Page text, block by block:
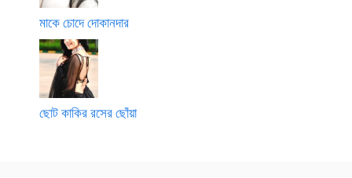
মাকে চোদে দোকানদার
ছোট কাকির রসের ছোঁয়া